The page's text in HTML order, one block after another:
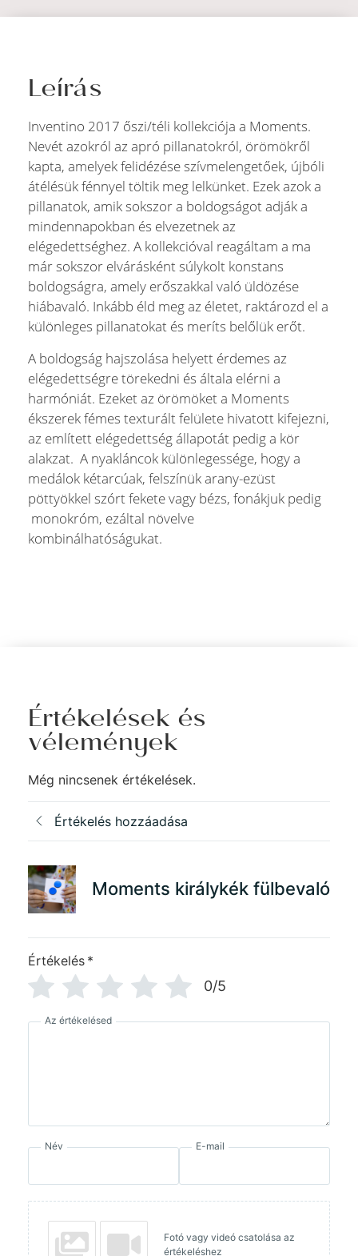
Leírás
Inventino 2017 őszi/téli kollekciója a Moments.
Nevét azokról az apró pillanatokról, örömökről
kapta, amelyek felidézése szívmelengetőek, újbóli
átélésük fénnyel töltik meg lelkünket. Ezek azok a
pillanatok, amik sokszor a boldogságot adják a
mindennapokban és elvezetnek az
elégedettséghez. A kollekcióval reagáltam a ma
már sokszor elvárásként súlykolt konstans
boldogságra, amely erőszakkal való üldözése
hiábavaló. Inkább éld meg az életet, raktározd el a
különleges pillanatokat és meríts belőlük erőt.
A boldogság hajszolása helyett érdemes az
elégedettségre törekedni és általa elérni a
harmóniát. Ezeket az örömöket a Moments
ékszerek fémes texturált felülete hivatott kifejezni,
az említett elégedettség állapotát pedig a kör
alakzat. A nyakláncok különlegessége, hogy a
medálok kétarcúak, felszínük arany-ezüst
pöttyökkel szórt fekete vagy bézs, fonákjuk pedig
monokróm, ezáltal növelve
kombinálhatóságukat.
Értékelések és
vélemények
Még nincsenek értékelések.
Értékelés hozzáadása
Moments királykék fülbevaló
Értékelés *
0/5
Az értékelésed
Név E-mail
Fotó vagy videó csatolása az
értékeléshez